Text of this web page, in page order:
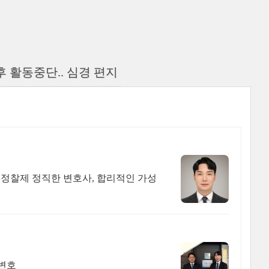
활동중단.. 심경 편지
찰제 정직한 변호사, 합리적인 가성
호